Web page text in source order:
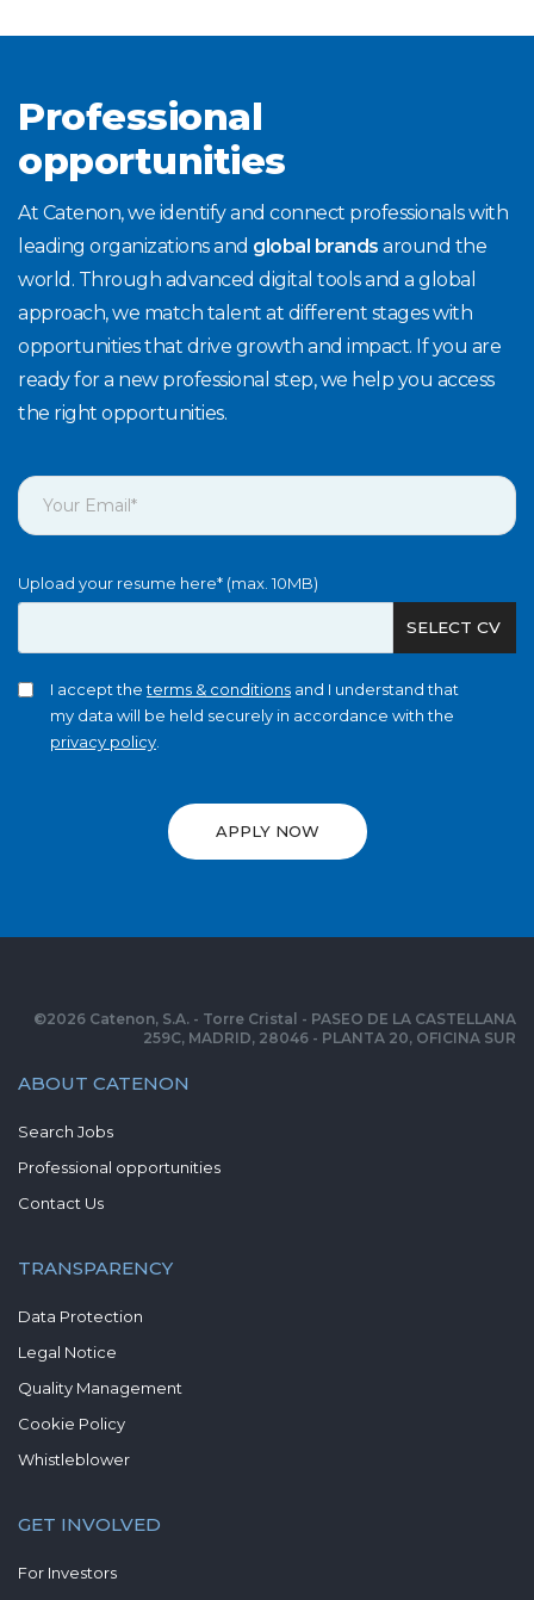
Professional
opportunities
At Catenon, we identify and connect professionals with
leading organizations and global brands around the
world. Through advanced digital tools and a global
approach, we match talent at different stages with
opportunities that drive growth and impact. If you are
ready for a new professional step, we help you access
the right opportunities.
Upload your resume here* (max. 10MB)
SELECT CV
I accept theterms & conditions and I understand that
my data will be held securely in accordance with the
privacy policy
APPLY NOW
ABOUT CATENON
Search Jobs
Professional opportunities
Contact Us
TRANSPARENCY
Data Protection
Legal Notice
Quality Management
Cookie Policy
Whistleblower
GET INVOLVED
For Investors
©2026 Catenon, S.A. - Torre Cristal - PASEO DE LA CASTELLANA
259C, MADRID, 28046 - PLANTA 20, OFICINA SUR